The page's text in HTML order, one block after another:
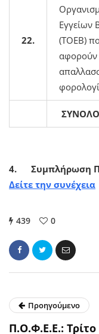
22.
Εγγείων
(ΤΟΕΒ)
αφορούν
ΣΥΝΟΛΟ
4. Συμπλήρωση
Δείτε την συνέχεια
439 0
Προηγούμενο
Π.Ο.Φ.Ε.Ε.: